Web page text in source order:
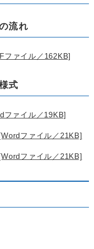
流れ
ファイル／162KB]
式
ファイル／19KB]
ファイル／21KB]
ファイル／21KB]